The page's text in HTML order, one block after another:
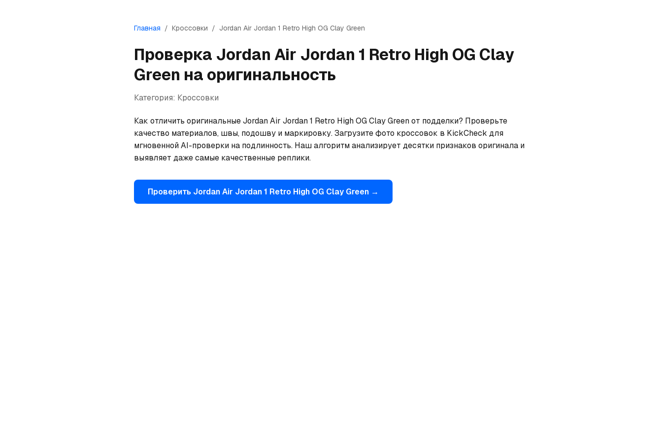
Главная / Кроссовки / Jordan Air Jordan 1 Retro High OG Clay Green
Проверка Jordan Air Jordan 1 Retro High OG Clay
Green на оригинальность
Категория: Кроссовки
Как отличить оригинальные Jordan Air Jordan 1 Retro High OG Clay Green от подделки? Проверьте
качество материалов, швы, подошву и маркировку. Загрузите фото кроссовок в KickCheck для
мгновенной AI-проверки на подлинность. Наш алгоритм анализирует десятки признаков оригинала и
выявляет даже самые качественные реплики.
Проверить JordanAir Jordan 1 Retro High OG Clay Green →